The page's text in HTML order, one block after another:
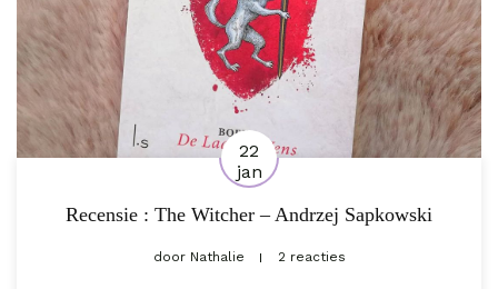
22
jan
Recensie : The Witcher – Andrzej Sapkowski
doorNathalie 2 reacties